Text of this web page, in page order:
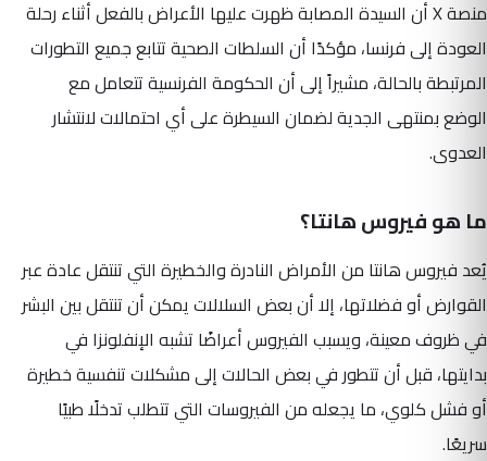
منصة X أن السيدة المصابة ظهرت عليها الأعراض بالفعل أثناء رحلة
العودة إلى فرنسا، مؤكدًا أن السلطات الصحية تتابع جميع التطورات
المرتبطة بالحالة، مشيراً إلى أن الحكومة الفرنسية تتعامل مع
الوضع بمنتهى الجدية لضمان السيطرة على أي احتمالات لانتشار
العدوى.
ما هو فيروس هانتا؟
يُعد فيروس هانتا من الأمراض النادرة والخطيرة التي تنتقل عادة عبر
القوارض أو فضلاتها، إلا أن بعض السلالات يمكن أن تنتقل بين البشر
في ظروف معينة، ويسبب الفيروس أعراضًا تشبه الإنفلونزا في
بدايتها، قبل أن تتطور في بعض الحالات إلى مشكلات تنفسية خطيرة
أو فشل كلوي، ما يجعله من الفيروسات التي تتطلب تدخلًا طبيًا
سريعًا.